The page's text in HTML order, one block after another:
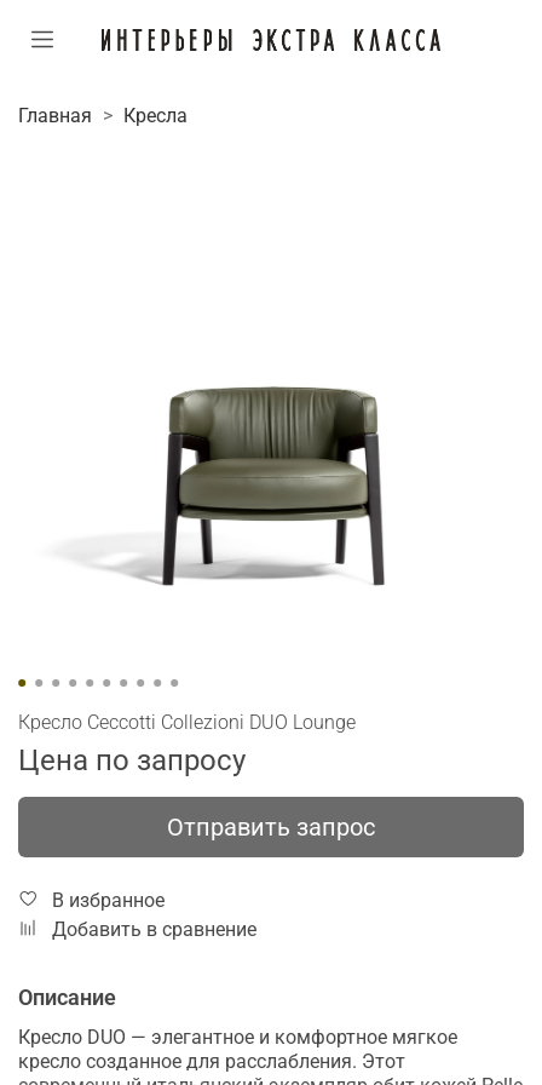
Главная Кресла
Кресло Ceccotti Collezioni DUO Lounge
Цена по запросу
Отправить запрос
В избранное
Добавить в сравнение
Описание
Кресло DUO — элегантное и комфортное мягкое
кресло созданное для расслабления. Этот